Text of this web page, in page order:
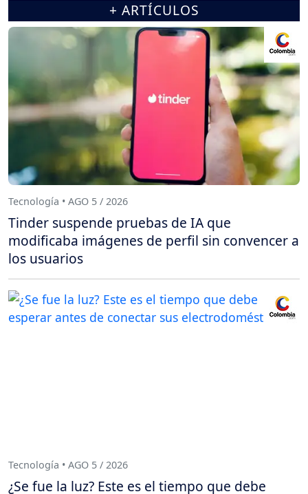
+ ARTÍCULOS
Tecnología • AGO 5 / 2026
Tinder suspende pruebas de IA que
modificaba imágenes de perfil sin convencer a
los usuarios
Tecnología • AGO 5 / 2026
¿Se fue la luz? Este es el tiempo que debe